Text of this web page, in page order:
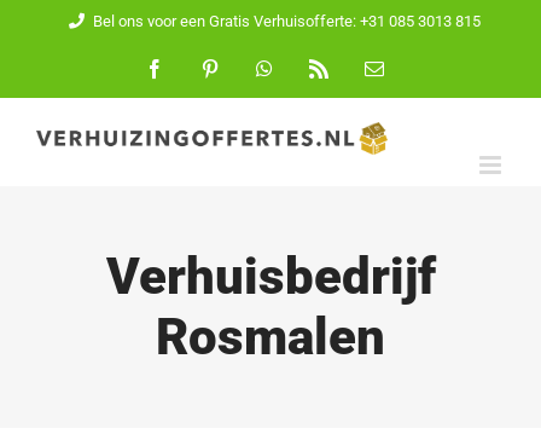
inhoud
Bel ons voor een Gratis Verhuisofferte: +31 085 3013 815
FacebookPinterest WhatsApp
E-
Verhuisbedrijf
Rosmalen